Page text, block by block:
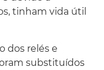
tinham vida útil
dos relés e
substituídos